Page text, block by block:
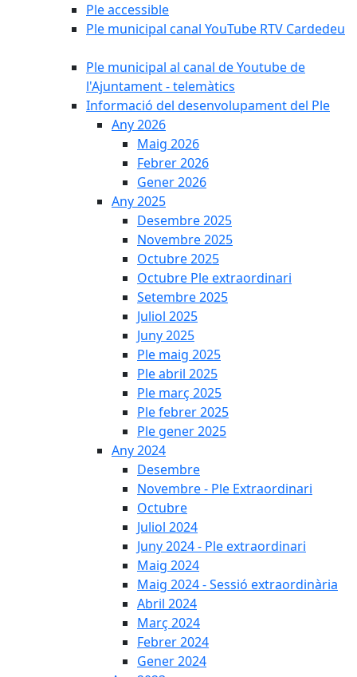
Ple accessible
Ple municipal canal YouTube RTV Cardedeu
Ple municipal al canal de Youtube de
l'Ajuntament - telemàtics
Informació del desenvolupament del Ple
Any 2026
Maig 2026
Febrer 2026
Gener 2026
Any 2025
Desembre 2025
Novembre 2025
Octubre 2025
Octubre Ple extraordinari
Setembre 2025
Juliol 2025
Juny 2025
Ple maig 2025
Ple abril 2025
Ple març 2025
Ple febrer 2025
Ple gener 2025
Any 2024
Desembre
Novembre - Ple Extraordinari
Octubre
Juliol 2024
Juny 2024 - Ple extraordinari
Maig 2024
Maig 2024 - Sessió extraordinària
Abril 2024
Març 2024
Febrer 2024
Gener 2024